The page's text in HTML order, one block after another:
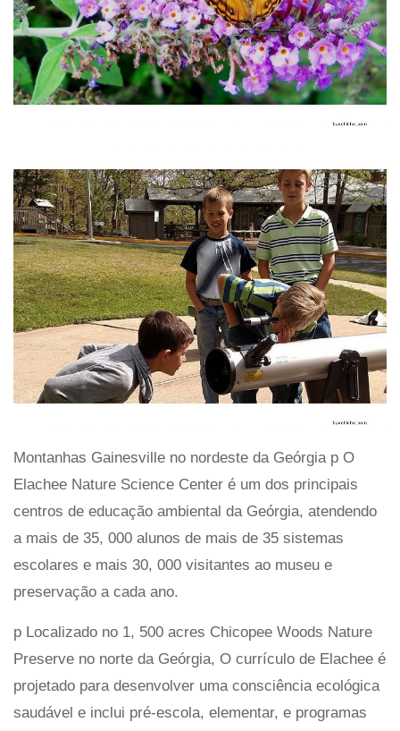
Montanhas Gainesville no nordeste da Geórgia p O
Elachee Nature Science Center é um dos principais
centros de educação ambiental da Geórgia, atendendo
a mais de 35, 000 alunos de mais de 35 sistemas
escolares e mais 30, 000 visitantes ao museu e
preservação a cada ano.
p Localizado no 1, 500 acres Chicopee Woods Nature
Preserve no norte da Geórgia, O currículo de Elachee é
projetado para desenvolver uma consciência ecológica
saudável e inclui pré-escola, elementar, e programas